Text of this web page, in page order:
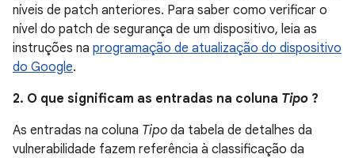
níveis de patch anteriores. Para saber como verificar o
nível do patch de segurança de um dispositivo, leia as
instruções na programação de atualização do dispositivo
do Google.
2. O que significam as entradas na coluna Tipo ?
As entradas na coluna Tipo da tabela de detalhes da
vulnerabilidade fazem referência à classificação da